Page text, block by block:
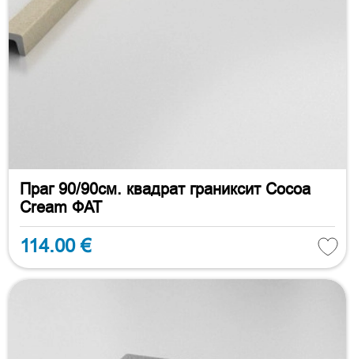
Праг 90/90см. квадрат граниксит Cocoa
Cream ФАТ
114.00 €